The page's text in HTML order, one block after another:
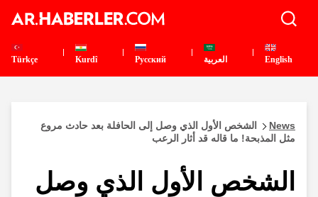
English العربية Pусский
Kurdî
Türkçe
News
الشخص الأول الذي وصل إلى الحافلة بعد حادث مروع
مثل المذبحة! ما قاله قد أثار الرعب
الشخص الأول الذي وصل